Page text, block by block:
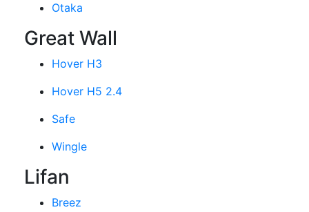
Otaka
Great Wall
Hover H3
Hover H5 2.4
Safe
Wingle
Lifan
Breez